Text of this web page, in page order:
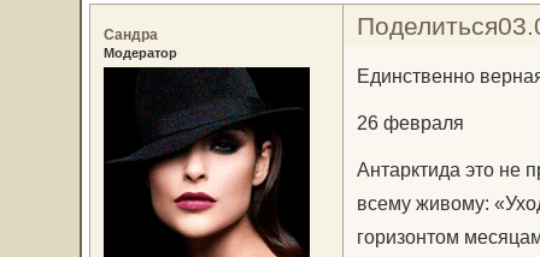
Поделиться
Сандра
Модератор
Единственно
26 февраля
Антарктида это не
всему живому:
горизонтом